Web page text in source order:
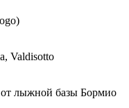
Valdisotto
от лыжной базы Бормио